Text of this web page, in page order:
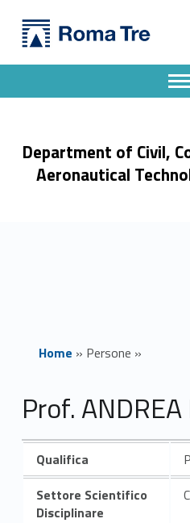
Prof. ANDREA BENEDETTO ricerca - Dipartimento di Ingegneria Civile, Informatica e delle Tecnologie Aeronautiche
Department of Civil,
Aeronautical
Header info sidebar
Home » Persone »
Prof.
Qualifica
Settore Scientifico
Disciplinare